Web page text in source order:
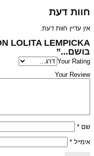
חוות דעת
אין עדיין חוות דעת.
בושם...”
Your Rating
Your Review
שם *
אימייל *